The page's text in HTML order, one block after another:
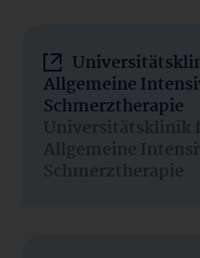
Allgemeine
Schmerztherapie
Universitätsklinik
Allgemeine
Schmerztherapie